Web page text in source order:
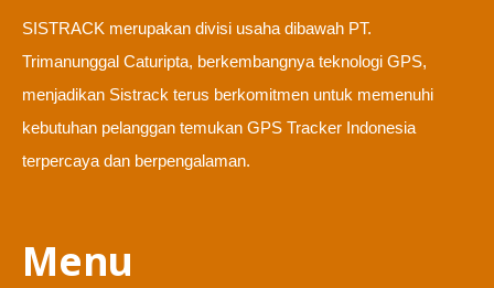
SISTRACK merupakan divisi usaha dibawah PT.
Trimanunggal Caturipta, berkembangnya teknologi GPS,
menjadikan Sistrack terus berkomitmen untuk memenuhi
kebutuhan pelanggan temukan GPS Tracker Indonesia
terpercaya dan berpengalaman.
Menu